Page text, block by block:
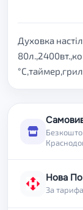
Духовка
Нова
За